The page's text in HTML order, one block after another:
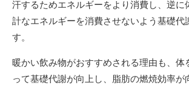
汗するためエネルギーをより消費し、逆に
計なエネルギーを消費させないよう基礎代
す。
暖かい飲み物がおすすめされる理由も、体
って基礎代謝が向上し、脂肪の燃焼効率が